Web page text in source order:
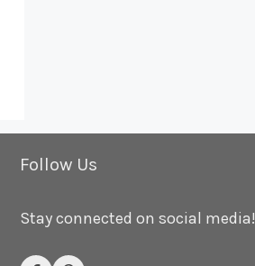
Follow Us
Stay connected on social media!